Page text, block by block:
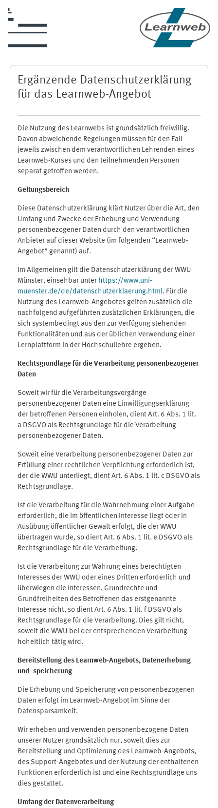
Ergänzende Datenschutzerklärung
für das Learnweb-Angebot
Die Nutzung des Learnwebs ist grundsätzlich freiwillig.
Davon abweichende Regelungen müssen für den Fall
jeweils zwischen dem verantwortlichen Lehrenden eines
Learnweb-Kurses und den teilnehmenden Personen
separat getroffen werden.
Geltungsbereich
Diese Datenschutzerklärung klärt Nutzer über die Art, den
Umfang und Zwecke der Erhebung und Verwendung
personenbezogener Daten durch den verantwortlichen
Anbieter auf dieser Website (im folgenden “Learnweb-
Angebot” genannt) auf.
Im Allgemeinen gilt die Datenschutzerklärung der WWU
Münster, einsehbar unter https://www.uni-
muenster.de/de/datenschutzerklaerung.html. Für die
Nutzung des Learnweb-Angebotes gelten zusätzlich die
nachfolgend aufgeführten zusätzlichen Erklärungen, die
sich systembedingt aus den zur Verfügung stehenden
Funktionalitäten und aus der üblichen Verwendung einer
Lernplattform in der Hochschullehre ergeben.
Rechtsgrundlage für die Verarbeitung personenbezogener
Daten
Soweit wir für die Verarbeitungsvorgänge
personenbezogener Daten eine Einwilligungserklärung
der betroffenen Personen einholen, dient Art. 6 Abs. 1 lit.
a DSGVO als Rechtsgrundlage für die Verarbeitung
personenbezogener Daten.
Soweit eine Verarbeitung personenbezogener Daten zur
Erfüllung einer rechtlichen Verpflichtung erforderlich ist,
der die WWU unterliegt, dient Art. 6 Abs. 1 lit. c DSGVO als
Rechtsgrundlage.
Ist die Verarbeitung für die Wahrnehmung einer Aufgabe
erforderlich, die im öffentlichen Interesse liegt oder in
Ausübung öffentlicher Gewalt erfolgt, die der WWU
übertragen wurde, so dient Art. 6 Abs. 1 lit. e DSGVO als
Rechtsgrundlage für die Verarbeitung.
Ist die Verarbeitung zur Wahrung eines berechtigten
Interesses der WWU oder eines Dritten erforderlich und
überwiegen die Interessen, Grundrechte und
Grundfreiheiten des Betroffenen das erstgenannte
Interesse nicht, so dient Art. 6 Abs. 1 lit. f DSGVO als
Rechtsgrundlage für die Verarbeitung. Dies gilt nicht,
soweit die WWU bei der entsprechenden Verarbeitung
hoheitlich tätig wird.
Bereitstellung des Learnweb-Angebots, Datenerhebung
und -speicherung
Die Erhebung und Speicherung von personenbezogenen
Daten erfolgt im Learnweb-Angebot im Sinne der
Datensparsamkeit.
Wir erheben und verwenden personenbezogene Daten
unserer Nutzer grundsätzlich nur, soweit dies zur
Bereitstellung und Optimierung des Learnweb-Angebots,
des Support-Angebotes und der Nutzung der enthaltenen
Funktionen erforderlich ist und eine Rechtsgrundlage uns
dies gestattet.
Umfang der Datenverarbeitung